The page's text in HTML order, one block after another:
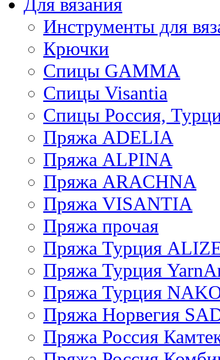
Инструменты для
Крючки
Спицы GAMMA
Спицы Visantia
Спицы Россия,
Пряжа ADELIA
Пряжа ALPINA
Пряжа ARACHNA
Пряжа VISANTIA
Пряжа прочая
Пряжа Турция
Пряжа Турция
Пряжа Турция
Пряжа Норвегия
Пряжа Россия